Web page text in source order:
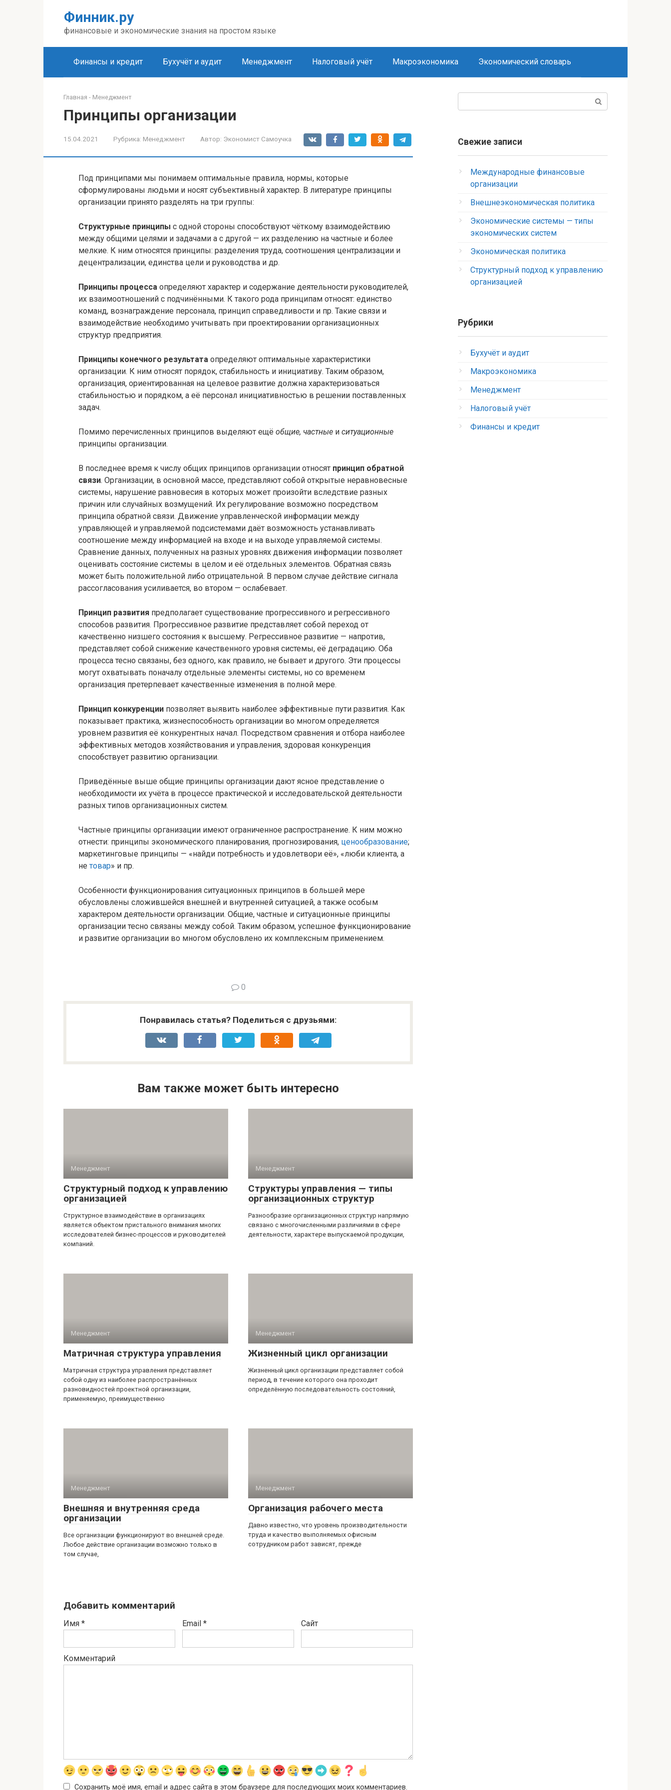
Финник.ру
финансовые и экономические знания на простом языке
Финансы и кредит Бухучёт и аудит Менеджмент Налоговый учёт Макроэкономика Экономический словарь
Главная - Менеджмент
Принципы организации
15.04.2021 Рубрика: Менеджмент Автор: Экономист Самоучка
Под принципами мы понимаем оптимальные правила, нормы, которые
сформулированы людьми и носят субъективный характер. В литературе принципы
организации принято разделять на три группы:
Структурные принципы с одной стороны способствуют чёткому взаимодействию
между общими целями и задачами а с другой — их разделению на частные и более
мелкие. К ним относятся принципы: разделения труда, соотношения централизации и
децентрализации, единства цели и руководства и др.
Принципы процесса определяют характер и содержание деятельности руководителей,
их взаимоотношений с подчинёнными. К такого рода принципам относят: единство
команд, вознаграждение персонала, принцип справедливости и пр. Такие связи и
взаимодействие необходимо учитывать при проектировании организационных
структур предприятия.
Принципы конечного результата определяют оптимальные характеристики
организации. К ним относят порядок, стабильность и инициативу. Таким образом,
организация, ориентированная на целевое развитие должна характеризоваться
стабильностью и порядком, а её персонал инициативностью в решении поставленных
задач.
Помимо перечисленных принципов выделяют ещё общие, частные и ситуационные
принципы организации.
В последнее время к числу общих принципов организации относят принцип обратной
связи. Организации, в основной массе, представляют собой открытые неравновесные
системы, нарушение равновесия в которых может произойти вследствие разных
причин или случайных возмущений. Их регулирование возможно посредством
принципа обратной связи. Движение управленческой информации между
управляющей и управляемой подсистемами даёт возможность устанавливать
соотношение между информацией на входе и на выходе управляемой системы.
Сравнение данных, полученных на разных уровнях движения информации позволяет
оценивать состояние системы в целом и её отдельных элементов. Обратная связь
может быть положительной либо отрицательной. В первом случае действие сигнала
рассогласования усиливается, во втором — ослабевает.
Принцип развития предполагает существование прогрессивного и регрессивного
способов развития. Прогрессивное развитие представляет собой переход от
качественно низшего состояния к высшему. Регрессивное развитие — напротив,
представляет собой снижение качественного уровня системы, её деградацию. Оба
процесса тесно связаны, без одного, как правило, не бывает и другого. Эти процессы
могут охватывать поначалу отдельные элементы системы, но со временем
организация претерпевает качественные изменения в полной мере.
Принцип конкуренции позволяет выявить наиболее эффективные пути развития. Как
показывает практика, жизнеспособность организации во многом определяется
уровнем развития её конкурентных начал. Посредством сравнения и отбора наиболее
эффективных методов хозяйствования и управления, здоровая конкуренция
способствует развитию организации.
Приведённые выше общие принципы организации дают ясное представление о
необходимости их учёта в процессе практической и исследовательской деятельности
разных типов организационных систем.
Частные принципы организации имеют ограниченное распространение. К ним можно
отнести: принципы экономического планирования, прогнозирования, ценообразование;
маркетинговые принципы — «найди потребность и удовлетвори её», «люби клиента, а
не товар» и пр.
Особенности функционирования ситуационных принципов в большей мере
обусловлены сложившейся внешней и внутренней ситуацией, а также особым
характером деятельности организации. Общие, частные и ситуационные принципы
организации тесно связаны между собой. Таким образом, успешное функционирование
и развитие организации во многом обусловлено их комплексным применением.
0
Понравилась статья? Поделиться с друзьями:
Вам также может быть интересно
Менеджмент
Структурный подход к управлению
организацией
Структурное взаимодействие в организациях
является объектом пристального внимания многих
исследователей бизнес-процессов и руководителей
компаний.
Менеджмент
Структуры управления — типы
организационных структур
Разнообразие организационных структур напрямую
связано с многочисленными различиями в сфере
деятельности, характере выпускаемой продукции,
Менеджмент
Матричная структура управления
Матричная структура управления представляет
собой одну из наиболее распространённых
разновидностей проектной организации,
применяемую, преимущественно
Менеджмент
Жизненный цикл организации
Жизненный цикл организации представляет собой
период, в течение которого она проходит
определённую последовательность состояний,
Менеджмент
Внешняя и внутренняя среда
организации
Все организации функционируют во внешней среде.
Любое действие организации возможно только в
том случае,
Менеджмент
Организация рабочего места
Давно известно, что уровень производительности
труда и качество выполняемых офисным
сотрудником работ зависят, прежде
Добавить комментарий
Имя * Email * Сайт
Комментарий
Сохранить моё имя, email и адрес сайта в этом браузере для последующих моих комментариев.
Свежие записи
Международные финансовые
организации
Внешнеэкономическая политика
Экономические системы — типы
экономических систем
Экономическая политика
Структурный подход к управлению
организацией
Рубрики
Бухучёт и аудит
Макроэкономика
Менеджмент
Налоговый учёт
Финансы и кредит